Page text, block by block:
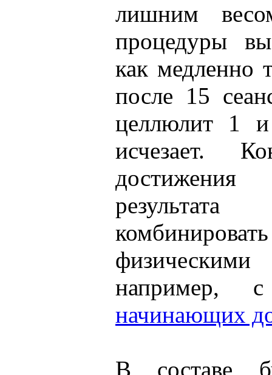
лишним
процедуры
как медленно
после 15
целлюлит 1
исчезает.
начинающих
В составе